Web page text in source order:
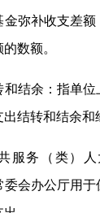
金弥补收支差
数额。
和结余：指单
结转和结余和
服务（类）
委会办公厅用